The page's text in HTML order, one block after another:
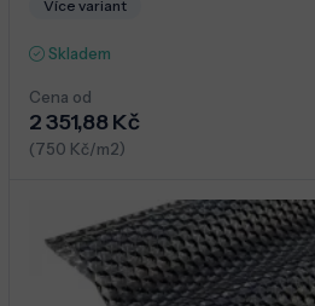
Více variant
Skladem
Cena od
2 351,88 Kč
(750 Kč/m2)